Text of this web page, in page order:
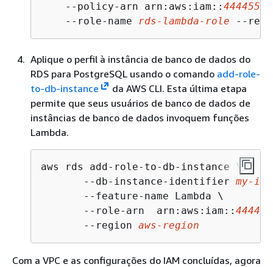
    --policy-arn arn:aws:iam::
    --role-name
rds-lambda-role --
Aplique o perfil à instância de banco de dados do
RDS para PostgreSQL usando o comando add-role-
to-db-instance
da AWS CLI. Esta última etapa
permite que seus usuários de banco de dados de
instâncias de banco de dados invoquem funções
Lambda.
aws rds add-role-to-db-instance \
--db-instance-identifier my-
       --feature-name Lambda \
       --role-arn  arn:aws:iam::
       --region
aws-region
Com a VPC e as configurações do IAM concluídas, agora